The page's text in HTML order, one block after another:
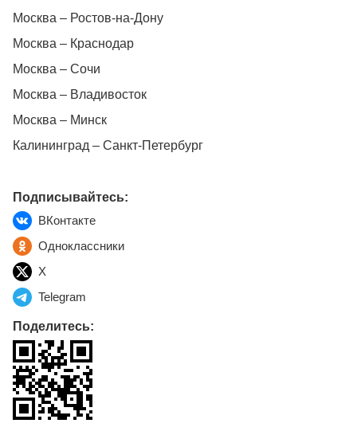
Москва – Ростов-на-Дону
Москва – Краснодар
Москва – Сочи
Москва – Владивосток
Москва – Минск
Калининград – Санкт-Петербург
Подписывайтесь:
ВКонтакте
Одноклассники
X
Telegram
Поделитесь: